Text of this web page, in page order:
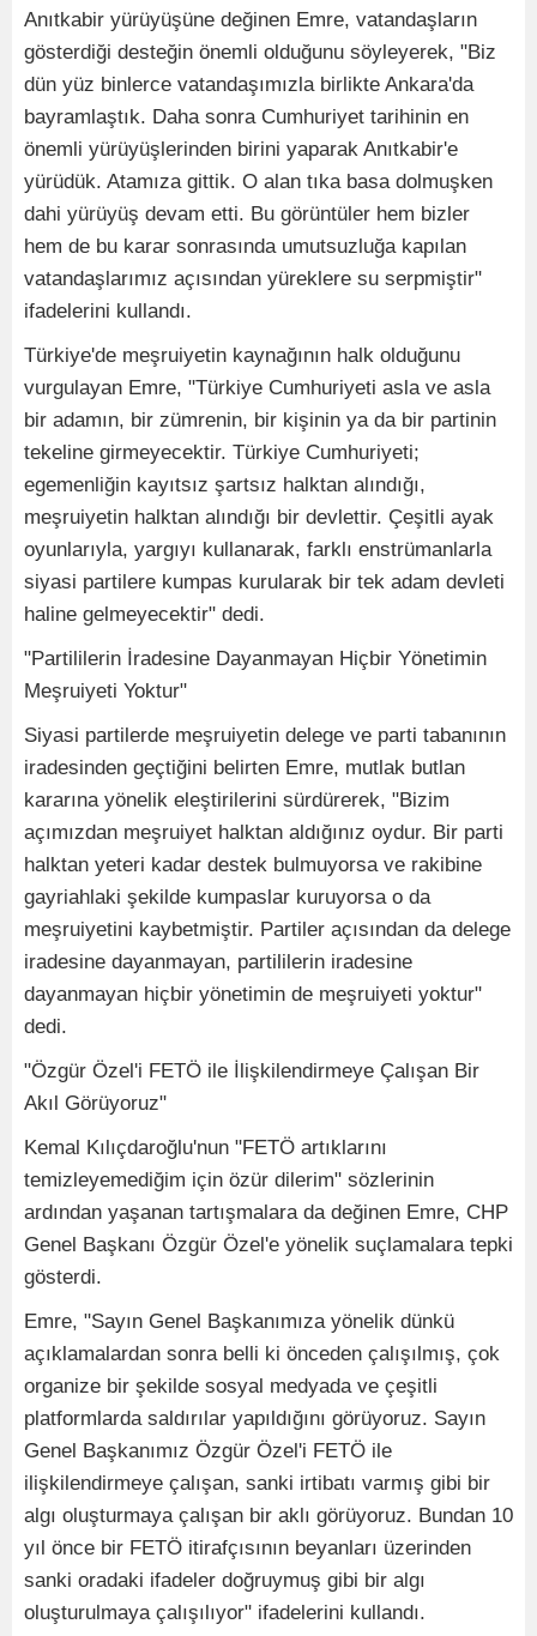
Anıtkabir yürüyüşüne değinen Emre, vatandaşların
gösterdiği desteğin önemli olduğunu söyleyerek, "Biz
dün yüz binlerce vatandaşımızla birlikte Ankara'da
bayramlaştık. Daha sonra Cumhuriyet tarihinin en
önemli yürüyüşlerinden birini yaparak Anıtkabir'e
yürüdük. Atamıza gittik. O alan tıka basa dolmuşken
dahi yürüyüş devam etti. Bu görüntüler hem bizler
hem de bu karar sonrasında umutsuzluğa kapılan
vatandaşlarımız açısından yüreklere su serpmiştir"
ifadelerini kullandı.
Türkiye'de meşruiyetin kaynağının halk olduğunu
vurgulayan Emre, "Türkiye Cumhuriyeti asla ve asla
bir adamın, bir zümrenin, bir kişinin ya da bir partinin
tekeline girmeyecektir. Türkiye Cumhuriyeti;
egemenliğin kayıtsız şartsız halktan alındığı,
meşruiyetin halktan alındığı bir devlettir. Çeşitli ayak
oyunlarıyla, yargıyı kullanarak, farklı enstrümanlarla
siyasi partilere kumpas kurularak bir tek adam devleti
haline gelmeyecektir" dedi.
"Partililerin İradesine Dayanmayan Hiçbir Yönetimin
Meşruiyeti Yoktur"
Siyasi partilerde meşruiyetin delege ve parti tabanının
iradesinden geçtiğini belirten Emre, mutlak butlan
kararına yönelik eleştirilerini sürdürerek, "Bizim
açımızdan meşruiyet halktan aldığınız oydur. Bir parti
halktan yeteri kadar destek bulmuyorsa ve rakibine
gayriahlaki şekilde kumpaslar kuruyorsa o da
meşruiyetini kaybetmiştir. Partiler açısından da delege
iradesine dayanmayan, partililerin iradesine
dayanmayan hiçbir yönetimin de meşruiyeti yoktur"
dedi.
"Özgür Özel'i FETÖ ile İlişkilendirmeye Çalışan Bir
Akıl Görüyoruz"
Kemal Kılıçdaroğlu'nun "FETÖ artıklarını
temizleyemediğim için özür dilerim" sözlerinin
ardından yaşanan tartışmalara da değinen Emre, CHP
Genel Başkanı Özgür Özel'e yönelik suçlamalara tepki
gösterdi.
Emre, "Sayın Genel Başkanımıza yönelik dünkü
açıklamalardan sonra belli ki önceden çalışılmış, çok
organize bir şekilde sosyal medyada ve çeşitli
platformlarda saldırılar yapıldığını görüyoruz. Sayın
Genel Başkanımız Özgür Özel'i FETÖ ile
ilişkilendirmeye çalışan, sanki irtibatı varmış gibi bir
algı oluşturmaya çalışan bir aklı görüyoruz. Bundan 10
yıl önce bir FETÖ itirafçısının beyanları üzerinden
sanki oradaki ifadeler doğruymuş gibi bir algı
oluşturulmaya çalışılıyor" ifadelerini kullandı.